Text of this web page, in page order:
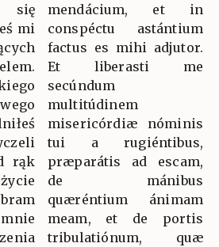
się
mi
rąk
mendácium, et in
conspéctu astántium
factus es mihi adjutor.
Et liberasti me
secúndum
multitúdinem
misericórdiæ nóminis
tui a rugiéntibus,
præparátis ad escam,
de mánibus
quæréntium ánimam
meam, et de portis
tribulatiónum, quæ